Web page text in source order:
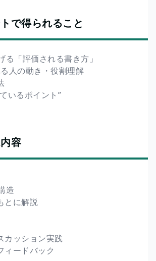
で得られること
る「評価される書き方」
人の動き・役割理解
いるポイント”
容
造
とに解説
カッション実践
ィードバック